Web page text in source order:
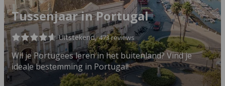
Tussenjaar in Portugal
Uitstekend,473 reviews
Wil je Portugees leren in het buitenland? Vind je
ideale bestemming in Portugal!